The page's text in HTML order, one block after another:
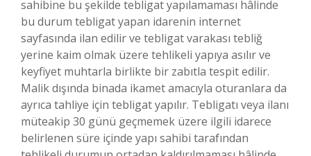
sahibine bu şekilde tebligat yapılamaması hâlinde
bu durum tebligat yapan idarenin internet
sayfasında ilan edilir ve tebligat varakası tebliğ
yerine kaim olmak üzere tehlikeli yapıya asılır ve
keyfiyet muhtarla birlikte bir zabıtla tespit edilir.
Malik dışında binada ikamet amacıyla oturanlara da
ayrıca tahliye için tebligat yapılır. Tebligatı veya ilanı
müteakip 30 günü geçmemek üzere ilgili idarece
belirlenen süre içinde yapı sahibi tarafından